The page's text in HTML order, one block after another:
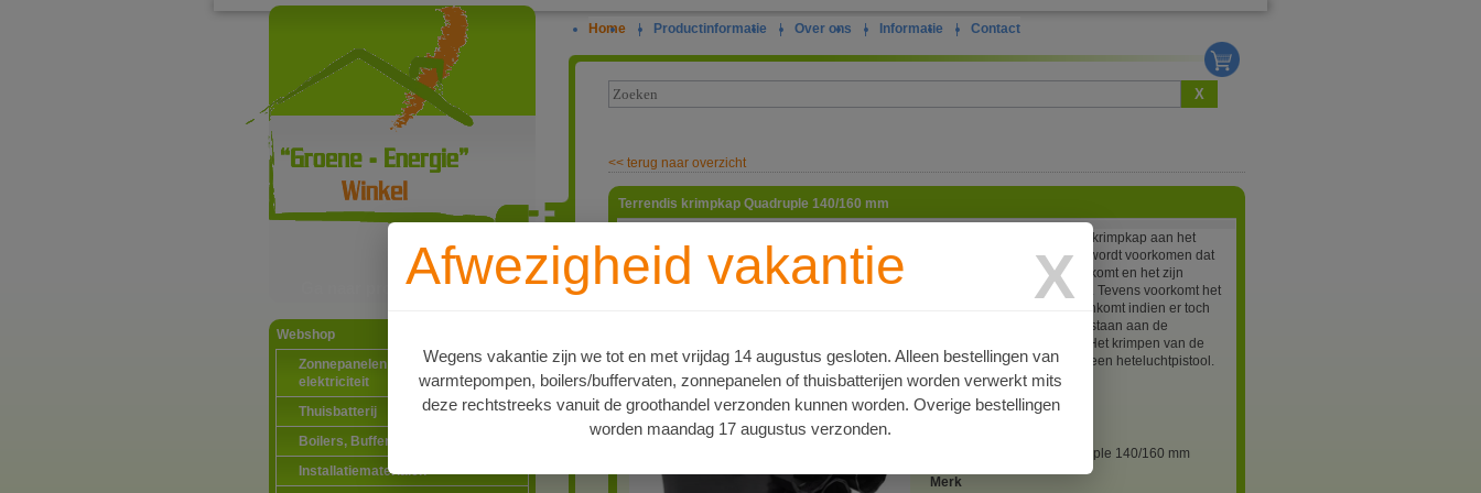
Ga naar productinformatie
Webshop
Zonnepanelen PV-systemen
elektriciteit
Thuisbatterij
Boilers, Buffervaten en toebehoren
Installatiematerialen
Home | Productinformatie | Over ons | Informatie | Contact
X
Afwezigheid vakantie X
Wegens vakantie zijn we tot en met vrijdag 14 augustus gesloten. Alleen bestellingen van
warmtepompen, boilers/buffervaten, zonnepanelen of thuisbatterijen worden verwerkt mits
deze rechtstreeks vanuit de groothandel verzonden kunnen worden. Overige bestellingen
worden maandag 17 augustus verzonden.
<< terug naar overzicht
Terrendis krimpkap Quadruple 140/160 mm
Door het plaatsen van een krimpkap aan het
begin en eind van de buis wordt voorkomen dat
(grond)water in de isolatie komt en het zijn
isolerende werking verliest. Tevens voorkomt het
dat er water het huis binnenkomt indien er toch
ondergronds schade is ontstaan aan de
buitenmantel van de buis. Het krimpen van de
kap dient te gebeuren met een heteluchtpistool.
artnr
92210110
Terrendis krimpkap Quadruple 140/160 mm
Merk